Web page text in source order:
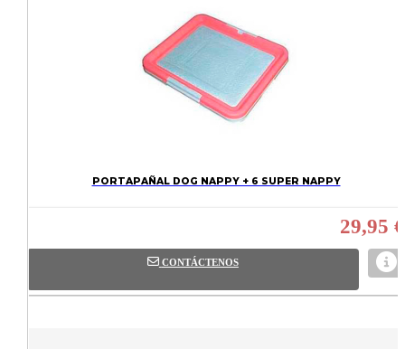
PORTAPAÑAL DOG NAPPY + 6 SUPER NAPPY
29,95 €
CONTÁCTENOS